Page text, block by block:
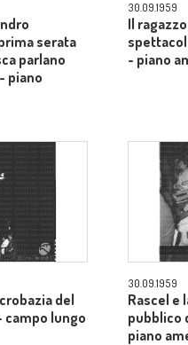
serata
parlano
piano
30.09.1959
Il
- piano
del
campo lungo
30.09.1959
Rascel e
pubblico
piano